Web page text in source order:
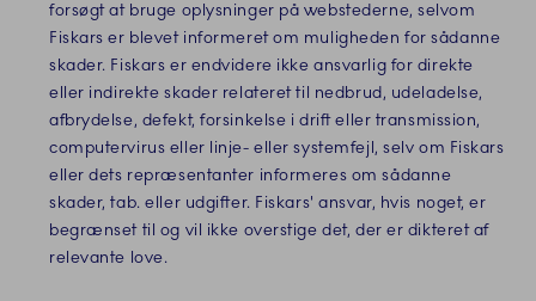
forsøgt at bruge oplysninger på webstederne, selvom
Fiskars er blevet informeret om muligheden for sådanne
skader. Fiskars er endvidere ikke ansvarlig for direkte
eller indirekte skader relateret til nedbrud, udeladelse,
afbrydelse, defekt, forsinkelse i drift eller transmission,
computervirus eller linje- eller systemfejl, selv om Fiskars
eller dets repræsentanter informeres om sådanne
skader, tab. eller udgifter. Fiskars' ansvar, hvis noget, er
begrænset til og vil ikke overstige det, der er dikteret af
relevante love.